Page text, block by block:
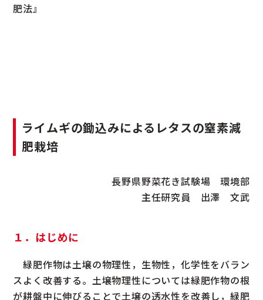
肥法』
ライムギの鋤込みによるレタスの窒素減
肥栽培
長野県野菜花き試験場 環境部
主任研究員 出澤 文武
１．はじめに
緑肥作物は土壌の物理性，生物性，化学性をバラン
スよく改善する。土壌物理性については緑肥作物の根
が耕盤中に伸びることで土壌の透水性を改善し，緑肥